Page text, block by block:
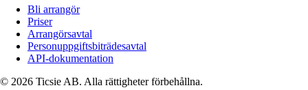
Bli arrangör
Priser
Arrangörsavtal
Personuppgiftsbiträdesavtal
API-dokumentation
© 2026 Ticsie AB. Alla rättigheter förbehållna.